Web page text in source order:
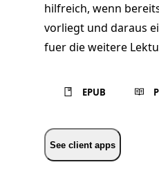
hilfreich, wenn
vorliegt und daraus
fuer die weitere
EPUB
See client apps